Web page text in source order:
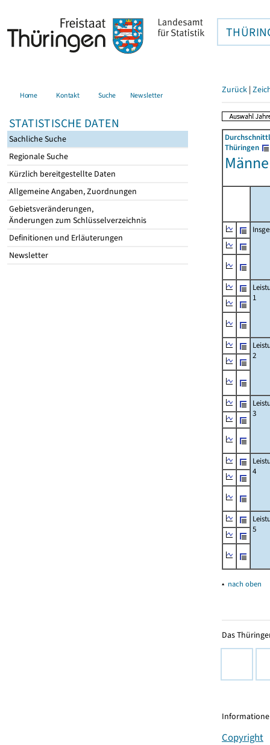
Home Kontakt Suche Newsletter
STATISTISCHE DATEN
Sachliche Suche
Regionale Suche
Kürzlich bereitgestellte Daten
Allgemeine Angaben, Zuordnungen
Gebietsveränderungen,
Änderungen zum Schlüsselverzeichnis
Definitionen und Erläuterungen
Newsletter
Zurück |
Thüringen
1
2
3
4
5
▴ nach oben
Das
Copyright